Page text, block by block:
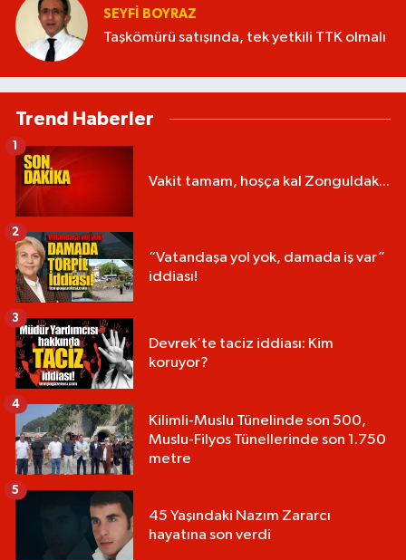
SEYFI BOYRAZ
Taşkömürü satışında, tek yetkili TTK olmalı
Trend Haberler
Vakit tamam, hoşça kal Zonguldak...
1
“Vatandaşa yol yok, damada iş var”
iddiası!
2
Devrek’te taciz iddiası: Kim
koruyor?
3
Kilimli-Muslu Tünelinde son 500,
Muslu-Filyos Tünellerinde son 1.750
metre
4
45 Yaşındaki Nazım Zararcı
hayatına son verdi
5